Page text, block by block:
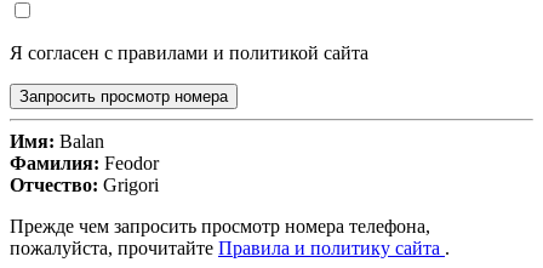
Я согласен с правилами и политикой сайта
Запросить просмотр номера
Имя: Balan
Фамилия: Feodor
Отчество: Grigori
Прежде чем запросить просмотр номера телефона,
пожалуйста, прочитайте Правила и политику сайта .